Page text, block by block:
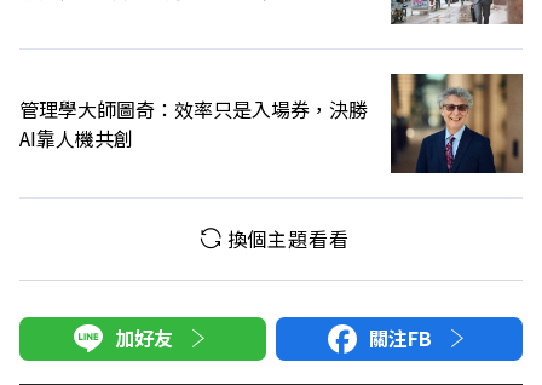
管理學大師圖奇：效率只是入場券，決勝
AI靠人機共創
換個主題看看
加好友 關注FB